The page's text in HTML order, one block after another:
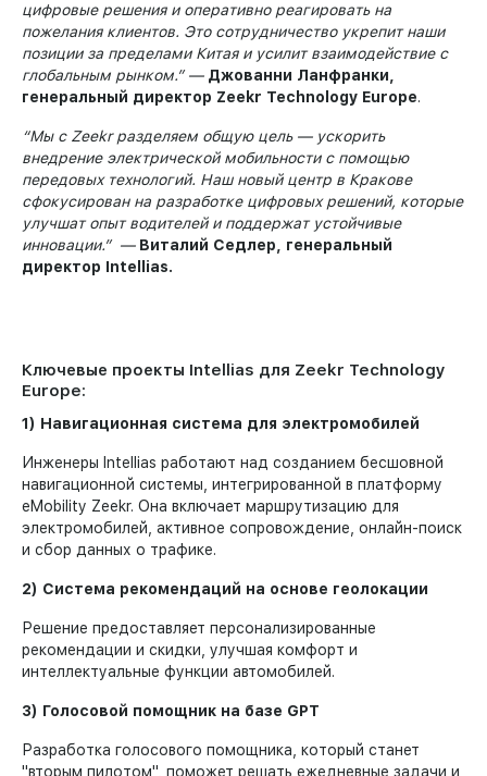
цифровые решения и оперативно реагировать на
пожелания клиентов. Это сотрудничество укрепит наши
позиции за пределами Китая и усилит взаимодействие с
глобальным рынком.” — Джованни Ланфранки,
генеральный директор Zeekr Technology Europe.
“Мы с Zeekr разделяем общую цель — ускорить
внедрение электрической мобильности с помощью
передовых технологий. Наш новый центр в Кракове
сфокусирован на разработке цифровых решений, которые
улучшат опыт водителей и поддержат устойчивые
инновации.” — Виталий Седлер, генеральный
директор Intellias.
Ключевые проекты Intellias для Zeekr Technology
Europe:
1) Навигационная система для электромобилей
Инженеры Intellias работают над созданием бесшовной
навигационной системы, интегрированной в платформу
eMobility Zeekr. Она включает маршрутизацию для
электромобилей, активное сопровождение, онлайн-поиск
и сбор данных о трафике.
2) Система рекомендаций на основе геолокации
Решение предоставляет персонализированные
рекомендации и скидки, улучшая комфорт и
интеллектуальные функции автомобилей.
3) Голосовой помощник на базе GPT
Разработка голосового помощника, который станет
"вторым пилотом", поможет решать ежедневные задачи и